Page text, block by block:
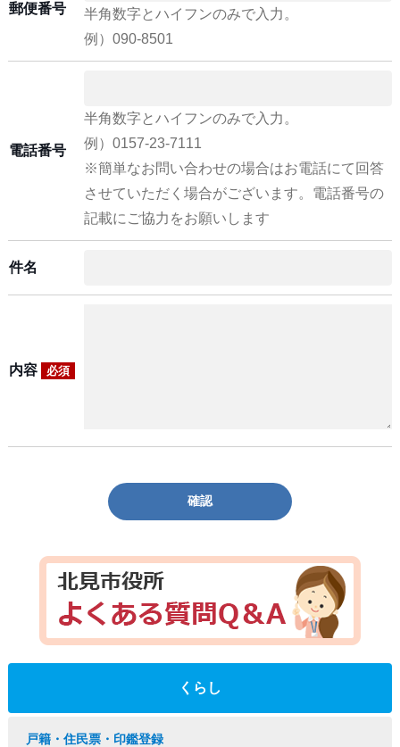
郵便番号
半角数字とハイフンのみで入力。
例）090-8501
電話番号
半角数字とハイフンのみで入力。
例）0157-23-7111
※簡単なお問い合わせの場合はお電話にて回答
させていただく場合がございます。電話番号の
記載にご協力をお願いします
件名
内容 必須
確認
くらし
戸籍・住民票・印鑑登録